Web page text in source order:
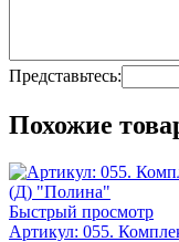
Представьтесь:
Похожие
Быстрый просмотр
Артикул: 055.